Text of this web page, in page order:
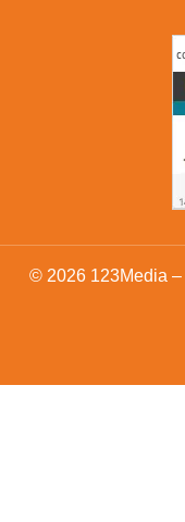
© 2026 123Media